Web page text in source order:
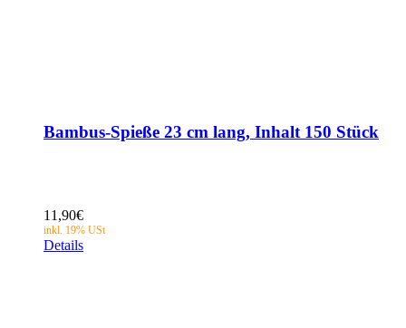
Bambus-Spieße 23 cm lang, Inhalt 150 Stück
11,90€
Details